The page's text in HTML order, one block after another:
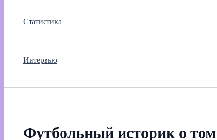
Статистика
Интервью
Футбольный историк о